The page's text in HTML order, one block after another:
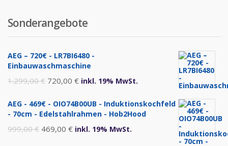
Sonderangebote
AEG – 720€ - LR7BI6480 -
Einbauwaschmaschine
1.299,00€ Ursprünglicher
war:
720,00 €Aktueller
ist:
inkl. 19% MwSt.
AEG - 469€ - OIO74B00UB - Induktionskochfeld
- 70cm - Edelstahlrahmen - Hob2Hood
999,00€ Ursprünglicher
469,00 €Aktueller
inkl. 19% MwSt.